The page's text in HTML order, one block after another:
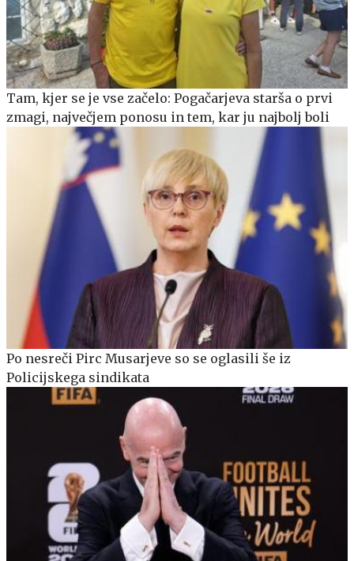
Tam, kjer se je vse začelo: Pogačarjeva starša o prvi
zmagi, največjem ponosu in tem, kar ju najbolj boli
Po nesreči Pirc Musarjeve so se oglasili še iz
Policijskega sindikata